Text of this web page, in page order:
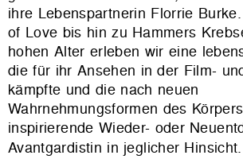
ihre Lebenspartnerin Florrie
of Love bis hin zu Hammers
hohen Alter erleben wir eine
die für ihr Ansehen in der Film-
kämpfte und die nach neuen
Wahrnehmungsformen des
inspirierende Wieder- oder
Avantgardistin in jeglicher Hinsicht.